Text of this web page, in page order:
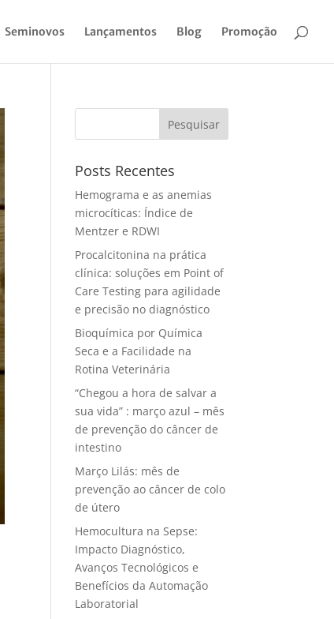
Seminovos Lançamentos Blog Promoção
Pesquisar
Posts Recentes
Hemograma e as anemias
microcíticas: Índice de
Mentzer e RDWI
Procalcitonina na prática
clínica: soluções em Point of
Care Testing para agilidade
e precisão no diagnóstico
Bioquímica por Química
Seca e a Facilidade na
Rotina Veterinária
“Chegou a hora de salvar a
sua vida” : março azul – mês
de prevenção do câncer de
intestino
Março Lilás: mês de
prevenção ao câncer de colo
de útero
Hemocultura na Sepse:
Impacto Diagnóstico,
Avanços Tecnológicos e
Benefícios da Automação
Laboratorial